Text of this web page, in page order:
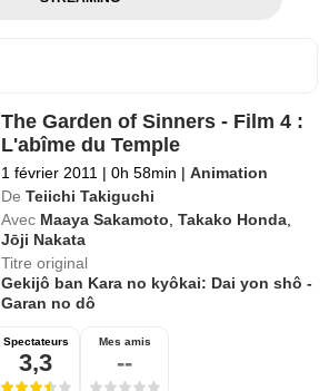
The Garden of Sinners - Film 4 :
L'abîme du Temple
1 février 2011 | 0h 58min | Animation
De Teiichi Takiguchi
Avec Maaya Sakamoto ,Takako Honda
Jōji Nakata
Titre original
Gekijô ban Kara no kyôkai: Dai yon shô -
Garan no dô
Spectateurs
3,3
Mes amis
--